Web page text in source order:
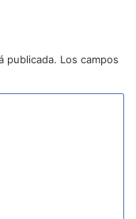
publicada. Los campos